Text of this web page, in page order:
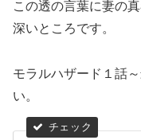
この透の言葉に妻の
深いところです。
モラルハザード１話
い。